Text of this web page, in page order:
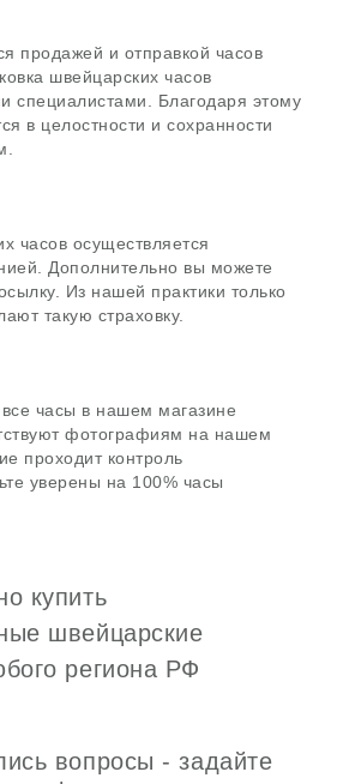
продажей и отправкой часов
швейцарских часов
специалистами. Благодаря этому
в целостности и сохранности
часов осуществляется
Дополнительно вы можете
Из нашей практики только
такую страховку.
часы в нашем магазине
фотографиям на нашем
проходит контроль
уверены на 100% часы
дом 17, стр. 1
Поиск
011